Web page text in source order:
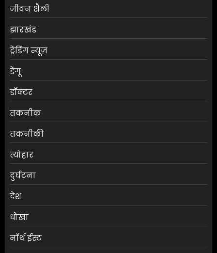
जीवन शैली
झारखंड
ट्रेंडिंग न्यूज़
डेंगू
डॉक्टर
तकनीक
तकनीकी
त्योहार
दुर्घटना
देश
धोखा
नॉर्थ ईस्ट